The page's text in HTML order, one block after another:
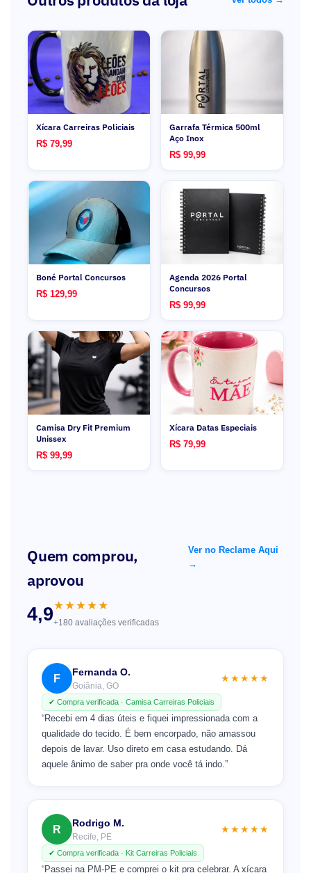
Xícara Carreiras Policiais
R$ 79,99
Garrafa Térmica 500ml
Aço Inox
R$ 99,99
Boné Portal Concursos
R$ 129,99
Agenda 2026 Portal
Concursos
R$ 99,99
Camisa Dry Fit Premium
Unissex
R$ 99,99
Xícara Datas Especiais
R$ 79,99
Quem comprou,
aprovou
4,9★★★★★
+180 avaliações verificadas
Ver no Reclame Aqui
→
F
Fernanda O.
Goiânia, GO
★★★★★
✔ Compra verificada · Camisa Carreiras Policiais
“Recebi em 4 dias úteis e fiquei impressionada com a
qualidade do tecido. É bem encorpado, não amassou
depois de lavar. Uso direto em casa estudando. Dá
aquele ânimo de saber pra onde você tá indo.”
R
Rodrigo M.
Recife, PE
★★★★★
✔ Compra verificada · Kit Carreiras Policiais
“Passei na PM-PE e comprei o kit pra celebrar. A xícara